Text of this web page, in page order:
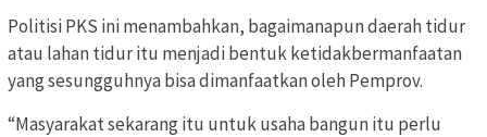
Politisi PKS ini menambahkan, bagaimanapun daerah tidur
atau lahan tidur itu menjadi bentuk ketidakbermanfaatan
yang sesungguhnya bisa dimanfaatkan oleh Pemprov.
“Masyarakat sekarang itu untuk usaha bangun itu perlu